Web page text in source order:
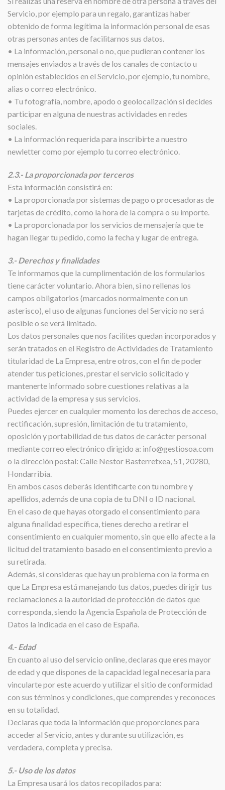
Servicio, por ejemplo para un regalo, garantizas haber
obtenido de forma legítima la información personal de esas
otras personas antes de facilitarnos sus datos.
• La información, personal o no, que pudieran contener los
mensajes enviados a través de los canales de contacto u
opinión establecidos en el Servicio, por ejemplo, tu nombre,
alias o correo electrónico.
• Tu fotografía, nombre, apodo o geolocalización si decides
participar en alguna de nuestras actividades en redes
sociales.
• La información requerida para inscribirte a nuestro
newletter como por ejemplo tu correo electrónico.
2.3.- La proporcionada por terceros
Esta información consistirá en:
• La proporcionada por sistemas de pago o procesadoras de
tarjetas de crédito, como la hora de la compra o su importe.
• La proporcionada por los servicios de mensajería que te
hagan llegar tu pedido, como la fecha y lugar de entrega.
3.- Derechos y finalidades
Te informamos que la cumplimentación de los formularios
tiene carácter voluntario. Ahora bien, si no rellenas los
campos obligatorios (marcados normalmente con un
asterisco), el uso de algunas funciones del Servicio no será
posible o se verá limitado.
Los datos personales que nos facilites quedan incorporados y
serán tratados en el Registro de Actividades de Tratamiento
titularidad de La Empresa, entre otros, con el fin de poder
atender tus peticiones, prestar el servicio solicitado y
mantenerte informado sobre cuestiones relativas a la
actividad de la empresa y sus servicios.
Puedes ejercer en cualquier momento los derechos de acceso,
rectificación, supresión, limitación de tu tratamiento,
oposición y portabilidad de tus datos de carácter personal
mediante correo electrónico dirigido a: info@gestiosoa.com
o la dirección postal: Calle Nestor Basterretxea, 51, 20280,
Hondarribia.
En ambos casos deberás identificarte con tu nombre y
apellidos, además de una copia de tu DNI o ID nacional.
En el caso de que hayas otorgado el consentimiento para
alguna finalidad específica, tienes derecho a retirar el
consentimiento en cualquier momento, sin que ello afecte a la
licitud del tratamiento basado en el consentimiento previo a
su retirada.
Además, si consideras que hay un problema con la forma en
que La Empresa está manejando tus datos, puedes dirigir tus
reclamaciones a la autoridad de protección de datos que
corresponda, siendo la Agencia Española de Protección de
Datos la indicada en el caso de España.
4.- Edad
En cuanto al uso del servicio online, declaras que eres mayor
de edad y que dispones de la capacidad legal necesaria para
vincularte por este acuerdo y utilizar el sitio de conformidad
con sus términos y condiciones, que comprendes y reconoces
en su totalidad.
Declaras que toda la información que proporciones para
acceder al Servicio, antes y durante su utilización, es
verdadera, completa y precisa.
5.- Uso de los datos
La Empresa usará los datos recopilados para: